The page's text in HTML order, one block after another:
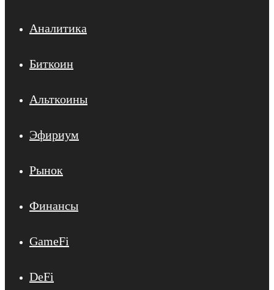
Аналитика
Биткоин
Альткоины
Эфириум
Рынок
Финансы
GameFi
DeFi